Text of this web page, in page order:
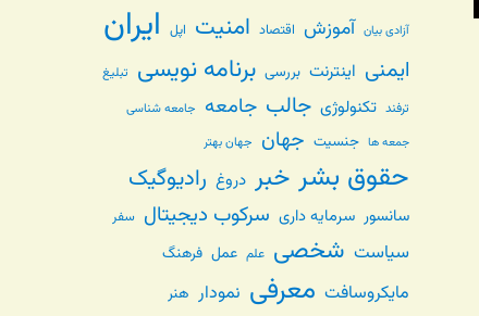
آزادی بیان آموزش اقتصاد امنیت اپل ایران
ایمنی اینترنت بررسی برنامه نویسی تبلیغ
ترفند تکنولوژی جالب جامعه جامعه شناسی
جمعه ها جنسیت جهان جهان بهتر
حقوق بشر خبر دروغ رادیوگیک
سانسور سرمایه داری سرکوب دیجیتال سفر
سیاست شخصی علم عمل فرهنگ
مایکروسافت معرفی نمودار هنر